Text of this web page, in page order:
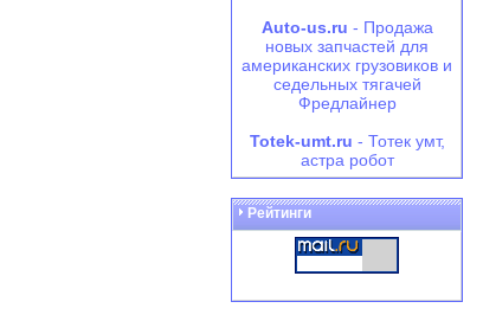
Auto-us.ru - Продажа
новых запчастей для
американских грузовиков и
седельных тягачей
Фредлайнер
Totek-umt.ru - Тотек умт,
астра робот
Рейтинги